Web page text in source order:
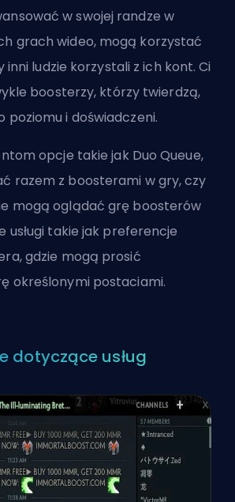
w swojej randze w
grach wideo, mogą korzystać
inni ludzie korzystali z ich kont. Ci
boosterzy, którzy twierdzą,
poziomu i doświadczeni.
opcje takie jak Duo Queue,
razem z boosterami w gry, czy
mogą oglądać grę boosterów
usługi takie jak preferencje
gdzie mogą prosić
określonymi postaciami.
dotyczące usług